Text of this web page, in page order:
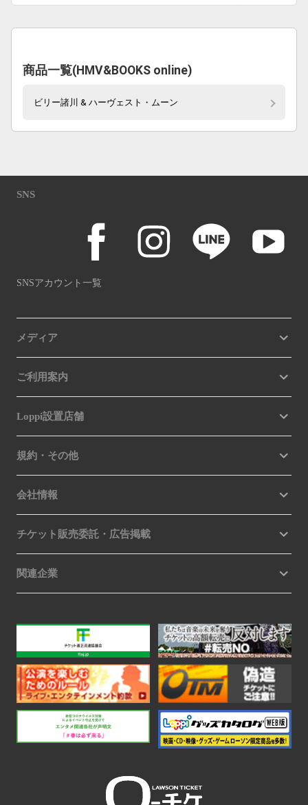
商品一覧(HMV&BOOKS online)
ビリー諸川 & ハーヴェスト・ムーン
SNS
SNSアカウント一覧
メディア
ご利用案内
Loppi設置店舗
規約・その他
会社情報
チケット販売委託・広告掲載
関連企業